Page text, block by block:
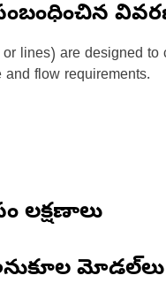
lines) are designed
flow requirements.
లక్షణాలు
మోడల్‌లు